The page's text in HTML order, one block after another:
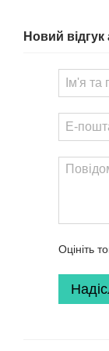
Новий
Оцініть